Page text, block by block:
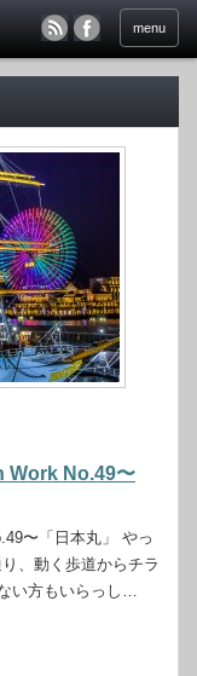
menu
Work No.49〜
〜「日本丸」 やっ
、動く歩道からチラ
い方もいらっし…